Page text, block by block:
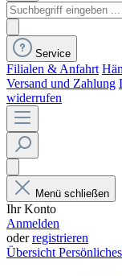
Service
Filialen & Anfahrt
Versand und Zahlung
widerrufen
Menü schließen
Ihr Konto
Anmelden
oderregistrieren
Übersicht